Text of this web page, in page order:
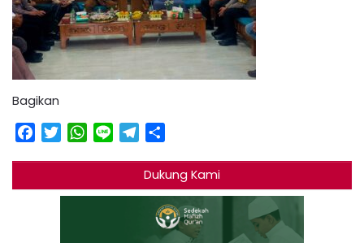
Bagikan
Facebook
TwitterWhatsApp
Line Telegram
Dukung Kami